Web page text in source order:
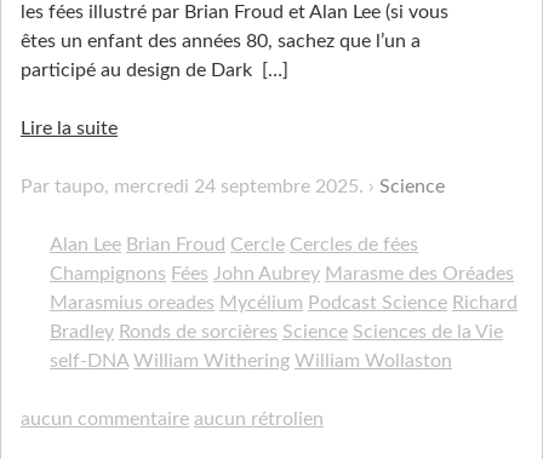
les fées illustré par Brian Froud et Alan Lee (si vous
êtes un enfant des années 80, sachez que l’un a
participé au design de Dark
[…]
Lire la suite
Par taupo, mercredi 24 septembre 2025. Science
Alan Lee Brian Froud Cercle Cercles de fées
Champignons Fées John Aubrey Marasme des Oréades
Marasmius oreades Mycélium Podcast Science Richard
Bradley Ronds de sorcières Science Sciences de la Vie
self-DNA William Withering William Wollaston
aucun commentaire aucun rétrolien